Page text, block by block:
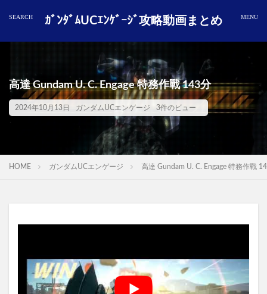
ｶﾞﾝﾀﾞﾑUCｴﾝｹﾞｰｼﾞ攻略動画まとめ
高達 Gundam U. C. Engage 特務作戰 143分
2024年10月13日 ガンダムUCエンゲージ 3件のビュー
HOME ガンダムUCエンゲージ 高達 Gundam U. C. Engage 特務作戰